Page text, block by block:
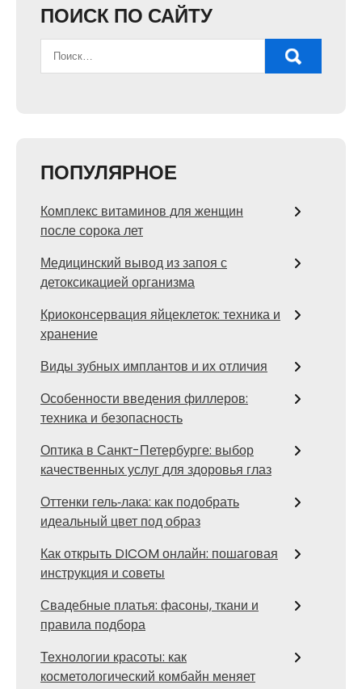
ПОИСК ПО САЙТУ
ПОПУЛЯРНОЕ
Комплекс витаминов для женщин
после сорока лет
Медицинский вывод из запоя с
детоксикацией организма
Криоконсервация яйцеклеток: техника и
хранение
Виды зубных имплантов и их отличия
Особенности введения филлеров:
техника и безопасность
Оптика в Санкт-Петербурге: выбор
качественных услуг для здоровья глаз
Оттенки гель‑лака: как подобрать
идеальный цвет под образ
Как открыть DICOM онлайн: пошаговая
инструкция и советы
Свадебные платья: фасоны, ткани и
правила подбора
Технологии красоты: как
косметологический комбайн меняет